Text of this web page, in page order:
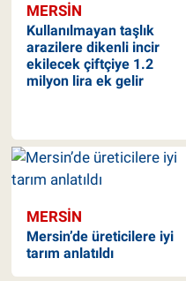
MERSIN
Kullanılmayan taşlık
arazilere dikenli incir
ekilecek çiftçiye 1.2
milyon lira ek gelir
MERSIN
Mersin’de üreticilere iyi
tarım anlatıldı